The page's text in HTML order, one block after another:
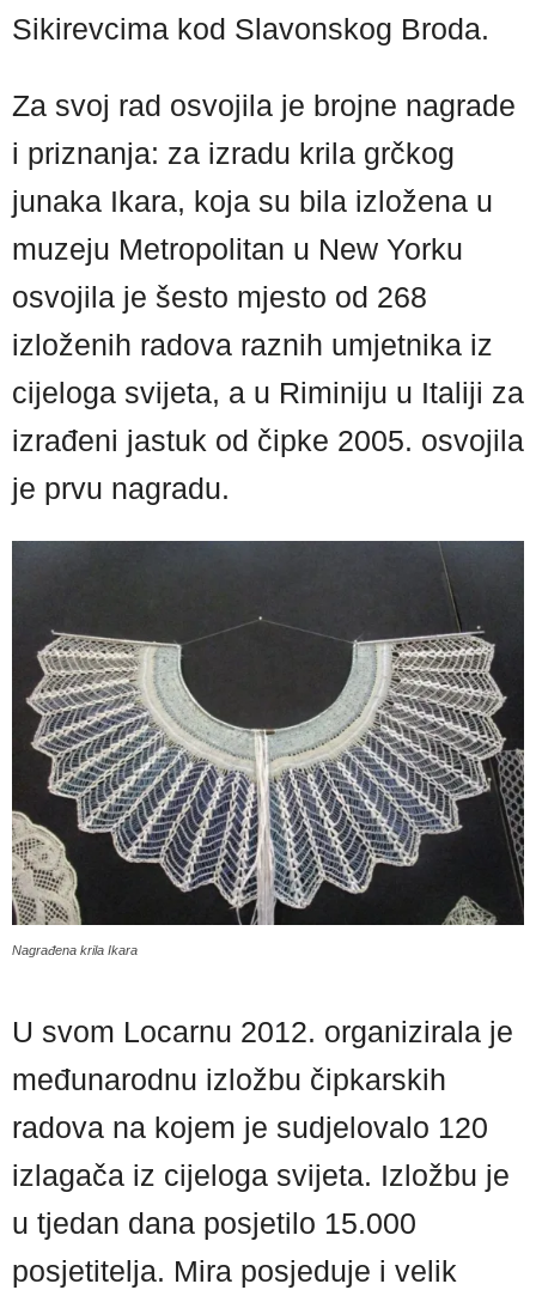
Sikirevcima kod Slavonskog Broda.
Za svoj rad osvojila je brojne nagrade
i priznanja: za izradu krila grčkog
junaka Ikara, koja su bila izložena u
muzeju Metropolitan u New Yorku
osvojila je šesto mjesto od 268
izloženih radova raznih umjetnika iz
cijeloga svijeta, a u Riminiju u Italiji za
izrađeni jastuk od čipke 2005. osvojila
je prvu nagradu.
Nagrađena krila Ikara
U svom Locarnu 2012. organizirala je
međunarodnu izložbu čipkarskih
radova na kojem je sudjelovalo 120
izlagača iz cijeloga svijeta. Izložbu je
u tjedan dana posjetilo 15.000
posjetitelja. Mira posjeduje i velik